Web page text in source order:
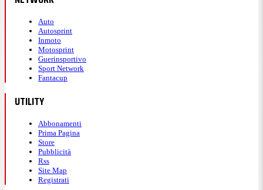
Auto
Autosprint
Inmoto
Motosprint
Guerinsportivo
Sport Network
Fantacup
UTILITY
Abbonamenti
Prima Pagina
Store
Pubblicità
Rss
Site Map
Registrati